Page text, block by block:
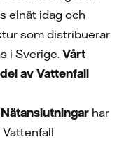
elnät idag och
som distribuerar
i Sverige. Vårt
av Vattenfall
har